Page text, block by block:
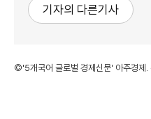
기자의 다른기사
©'5개국어 글로벌 경제신문' 아주경제.